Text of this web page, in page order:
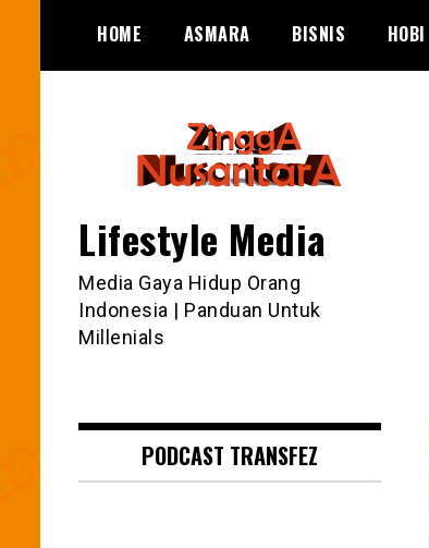
content
HOME ASMARA BISNIS HOBI
Lifestyle Media
Media Gaya Hidup Orang
Indonesia | Panduan Untuk
Millenials
PODCAST TRANSFEZ